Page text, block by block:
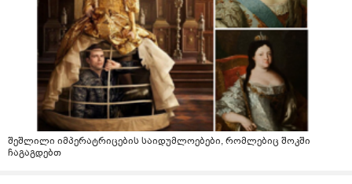
შეშლილი იმპერატრიცების საიდუმლოებები, რომლებიც შოკში
ჩაგაგდებთ